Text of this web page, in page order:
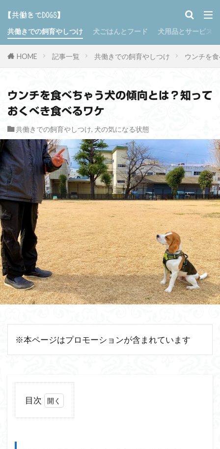
共働きでの飼育やしつけ 犬ごはんとフード 犬用品とサービス
HOME 記事一覧 共働きでの飼育やしつけ ウンチを
ウンチを食べちゃう犬の傾向とは？知って
おくべき食べるワケ
共働きでの飼育やしつけ, 犬の気になる状態
※本ページはプロモーションが含まれています
目次